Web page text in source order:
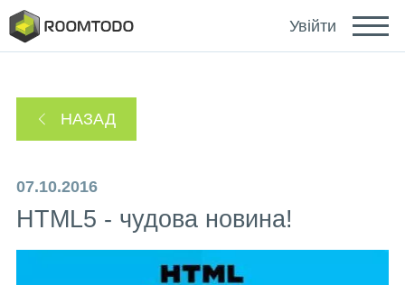
Увійти
НАЗАД
07.10.2016
HTML5 - чудова новина!